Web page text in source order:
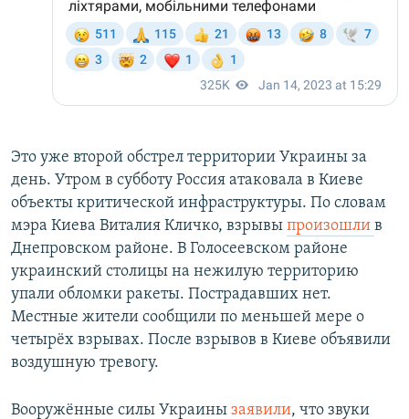
Это уже второй обстрел территории Украины за
день. Утром в субботу Россия атаковала в Киеве
объекты критической инфраструктуры. По словам
мэра Киева Виталия Кличко, взрывы произошли в
Днепровском районе. В Голосеевском районе
украинский столицы на нежилую территорию
упали обломки ракеты. Пострадавших нет.
Местные жители сообщили по меньшей мере о
четырёх взрывах. После взрывов в Киеве объявили
воздушную тревогу.
Вооружённые силы Украины заявили, что звуки